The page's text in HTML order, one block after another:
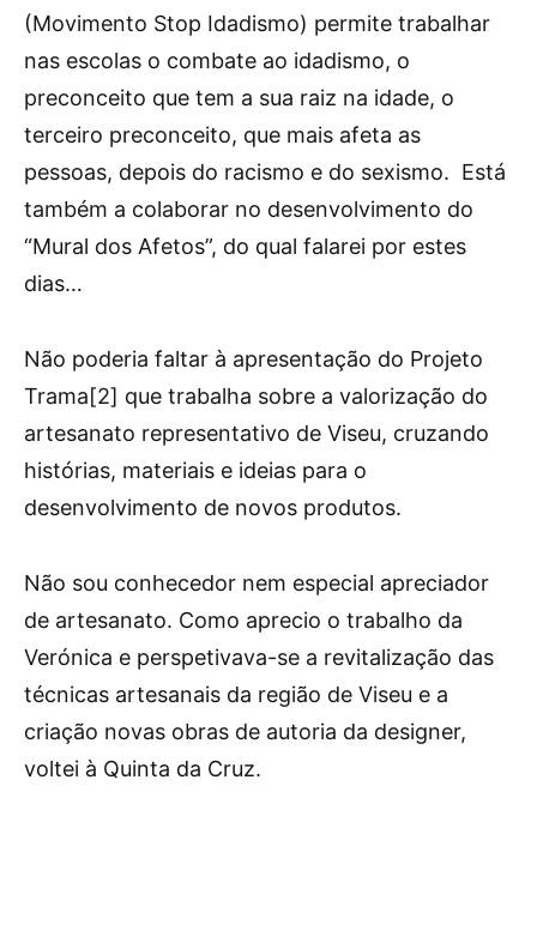
(Movimento Stop Idadismo) permite trabalhar
nas escolas o combate ao idadismo, o
preconceito que tem a sua raiz na idade, o
terceiro preconceito, que mais afeta as
pessoas, depois do racismo e do sexismo. Está
também a colaborar no desenvolvimento do
“Mural dos Afetos”, do qual falarei por estes
dias…
Não poderia faltar à apresentação do Projeto
Trama[2] que trabalha sobre a valorização do
artesanato representativo de Viseu, cruzando
histórias, materiais e ideias para o
desenvolvimento de novos produtos.
Não sou conhecedor nem especial apreciador
de artesanato. Como aprecio o trabalho da
Verónica e perspetivava-se a revitalização das
técnicas artesanais da região de Viseu e a
criação novas obras de autoria da designer,
voltei à Quinta da Cruz.